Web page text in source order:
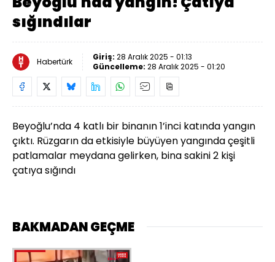
sığındılar
Habertürk Giriş: 28 Aralık 2025 - 01:13
Güncelleme: 28 Aralık 2025 - 01:20
Beyoğlu’nda 4 katlı bir binanın 1’inci katında yangın
çıktı. Rüzgarın da etkisiyle büyüyen yangında çeşitli
patlamalar meydana gelirken, bina sakini 2 kişi
çatıya sığındı
BAKMADAN GEÇME